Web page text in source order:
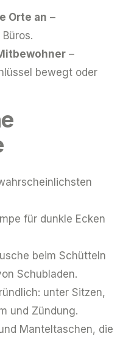
Orte an –
–
bewegt oder
für dunkle Ecken
beim Schütteln
Schubladen.
unter Sitzen,
und Zündung.
Manteltaschen, die